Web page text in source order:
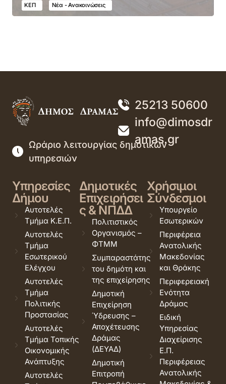
ΚΕΠ Νέα - Ανακοινώσεις
25213 50600
info@dimosdr
amas.gr
Ωράριο λειτουργίας δημοτικών
υπηρεσιών
Υπηρεσίες
Δήμου
Αυτοτελές
Τμήμα Κ.Ε.Π.
Αυτοτελές
Τμήμα
Εσωτερικού
Ελέγχου
Αυτοτελές
Τμήμα
Πολιτικής
Προστασίας
Αυτοτελές
Τμήμα Τοπικής
Οικονομικής
Ανάπτυξης
Αυτοτελές
Δημοτικές
Επιχειρήσει
ς & ΝΠΔΔ
Πολιτιστικός
Οργανισμός –
ΦΤΜΜ
Συμπαραστάτης
του δημότη και
της επιχείρησης
Δημοτική
Επιχείρηση
Ύδρευσης –
Αποχέτευσης
Δράμας
(ΔΕΥΑΔ)
Δημοτική
Επιτροπή
Χρήσιμοι
Σύνδεσμοι
Υπουργείο
Εσωτερικών
Περιφέρεια
Ανατολικής
Μακεδονίας
και Θράκης
Περιφερειακή
Ενότητα
Δράμας
Ειδική
Υπηρεσίας
Διαχείρισης
Ε.Π.
Περιφέρειας
Ανατολικής